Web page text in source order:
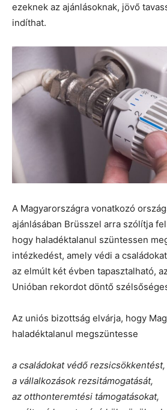
ezeknek az ajánlásoknak, jövő
indíthat.
A Magyarországra vonatkozó
ajánlásában Brüsszel arra szólítja
hogy haladéktalanul szüntessen
intézkedést, amely védi a
az elmúlt két évben tapasztalható,
Unióban rekordot döntő
Az uniós bizottság elvárja, hogy
haladéktalanul megszüntesse
a családokat védő rezsicsökkentést,
a vállalkozások rezsitámogatását,
az otthonteremtési támogatásokat,